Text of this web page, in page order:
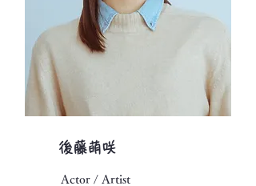
​後藤萌咲
Actor / Artist